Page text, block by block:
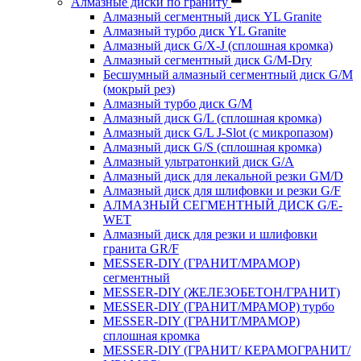
Алмазный сегментный диск YL Granite
Алмазный турбо диск YL Granite
Алмазный диск G/X-J (сплошная кромка)
Алмазный сегментный диск G/M-Dry
Бесшумный алмазный сегментный диск G/M
(мокрый рез)
Алмазный турбо диск G/M
Алмазный диск G/L (сплошная кромка)
Алмазный диск G/L J-Slot (с микропазом)
Алмазный диск G/S (сплошная кромка)
Алмазный ультратонкий диск G/A
Алмазный диск для лекальной резки GM/D
Алмазный диск для шлифовки и резки G/F
АЛМАЗНЫЙ СЕГМЕНТНЫЙ ДИСК G/E-
WET
Алмазный диск для резки и шлифовки
гранита GR/F
MESSER-DIY (ГРАНИТ/МРАМОР)
сегментный
MESSER-DIY (ЖЕЛЕЗОБЕТОН/ГРАНИТ)
MESSER-DIY (ГРАНИТ/МРАМОР) турбо
MESSER-DIY (ГРАНИТ/МРАМОР)
сплошная кромка
MESSER-DIY (ГРАНИТ/ КЕРАМОГРАНИТ/